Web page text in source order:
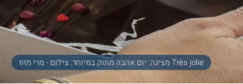
Très jolie מציגה: יום אהבה מתוק במיוחד. צילום - מרי מזוז